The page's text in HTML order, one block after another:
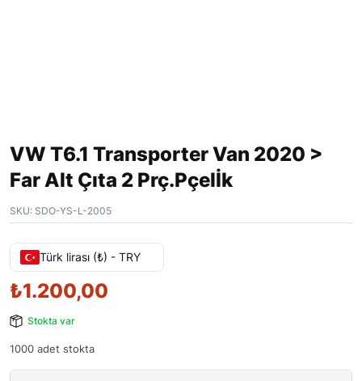
VW T6.1 Transporter Van 2020 >
Far Alt Çıta 2 Prç.Pçelİk
SKU: SDO-YS-L-2005
Türk lirası (₺) - TRY
₺1.200,00
Stokta var
1000 adet stokta